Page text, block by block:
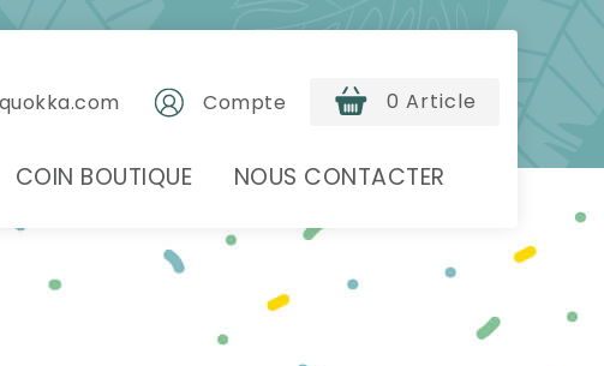
0 Article
Compte
COIN BOUTIQUE NOUS CONTACTER